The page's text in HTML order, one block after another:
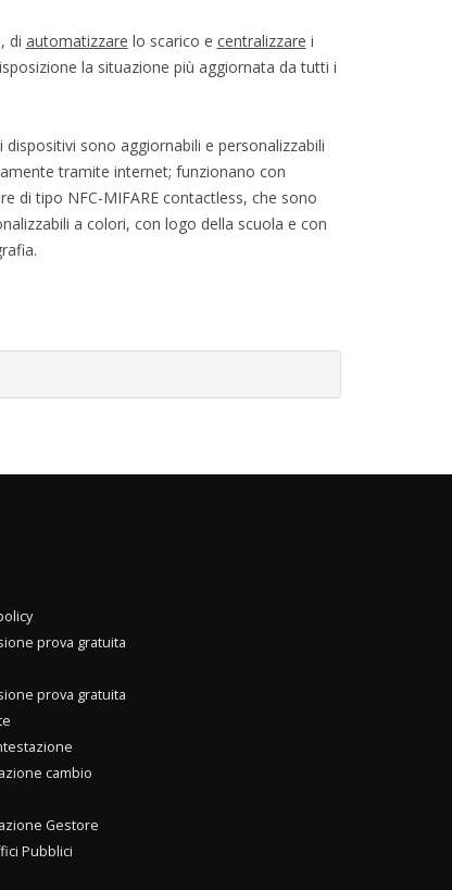
di automatizzare lo scarico e centralizzare i
la situazione più aggiornata da tutti i
dispositivi sono aggiornabili e personalizzabili
tramite internet; funzionano con
di tipo NFC-MIFARE contactless, che sono
a colori, con logo della scuola e con
prova gratuita
prova gratuita
cambio
Gestore
Pubblici